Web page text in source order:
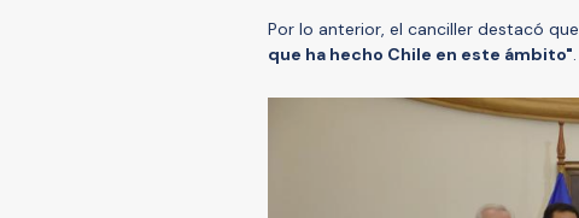
Por lo anterior, el canciller destacó que
que ha hecho Chile en este ámbito".